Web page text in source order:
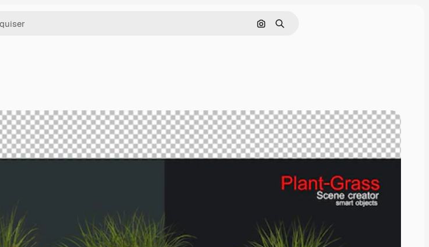
Pesquisar por imagem
Buscar